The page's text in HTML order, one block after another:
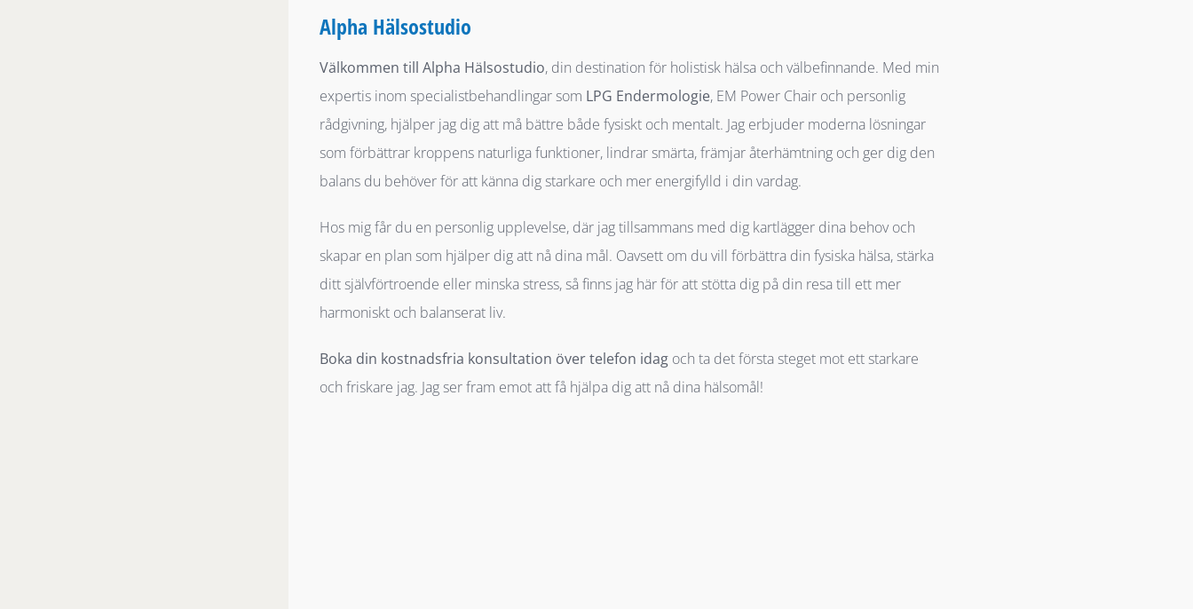
Alpha Hälsostudio
Välkommen till Alpha Hälsostudio, din destination för holistisk hälsa och välbefinnande. Med min
expertis inom specialistbehandlingar som LPG Endermologie, EM Power Chair och personlig
rådgivning, hjälper jag dig att må bättre både fysiskt och mentalt. Jag erbjuder moderna lösningar
som förbättrar kroppens naturliga funktioner, lindrar smärta, främjar återhämtning och ger dig den
balans du behöver för att känna dig starkare och mer energifylld i din vardag.
Hos mig får du en personlig upplevelse, där jag tillsammans med dig kartlägger dina behov och
skapar en plan som hjälper dig att nå dina mål. Oavsett om du vill förbättra din fysiska hälsa, stärka
ditt självförtroende eller minska stress, så finns jag här för att stötta dig på din resa till ett mer
harmoniskt och balanserat liv.
Boka din kostnadsfria konsultation över telefon idag och ta det första steget mot ett starkare
och friskare jag. Jag ser fram emot att få hjälpa dig att nå dina hälsomål!